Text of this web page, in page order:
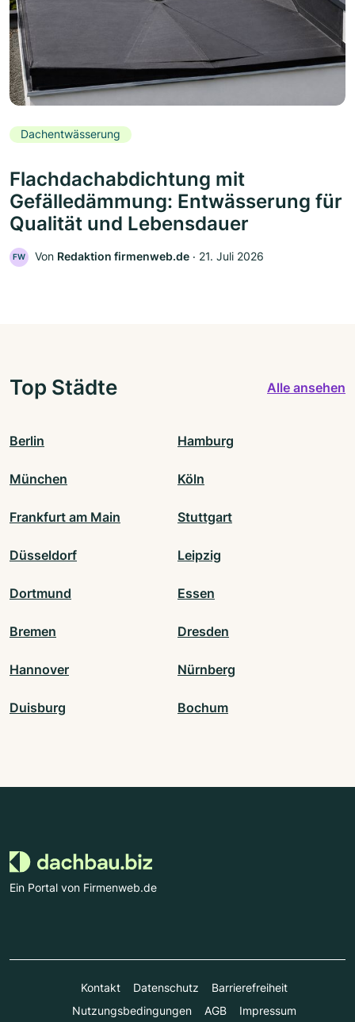
Dachentwässerung
Flachdachabdichtung mit
Gefälledämmung: Entwässerung für
Qualität und Lebensdauer
FW Von Redaktion firmenweb.de ‧ 21. Juli 2026
Top Städte Alle ansehen
Berlin Hamburg
München Köln
Frankfurt am Main Stuttgart
Düsseldorf Leipzig
Dortmund Essen
Bremen Dresden
Hannover Nürnberg
Duisburg Bochum
Ein Portal von Firmenweb.de
Kontakt Datenschutz
Barrierefreiheit
Nutzungsbedingungen
AGB Impressum